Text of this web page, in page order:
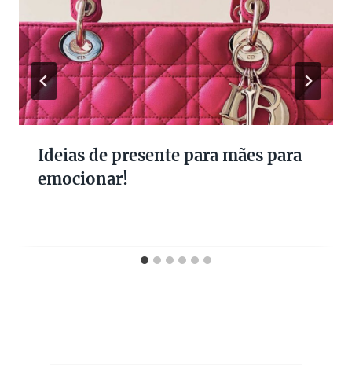
Ideias de presente para mães para
emocionar!